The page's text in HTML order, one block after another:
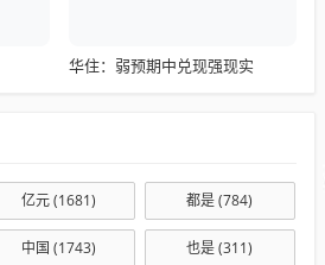
华住：弱预期中兑现强现实
亿元(1681) 都是(784)
中国 (1743) 也是(311)